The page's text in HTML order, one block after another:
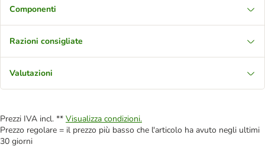
Componenti
Razioni consigliate
Valutazioni
Prezzi IVA incl. ** Visualizza condizioni.
Prezzo regolare = il prezzo più basso che l'articolo ha avuto negli ultimi
30 giorni